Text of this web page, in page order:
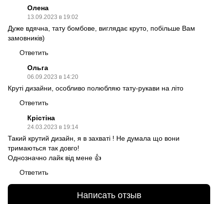
Олена
13.09.2023 в 19:02
Дуже вдячна, тату бомбове, виглядає круто, побільше Вам
замовників)
Ответить
Ольга
06.09.2023 в 14:20
Круті дизайни, особливо полюбляю тату-рукави на літо
Ответить
Крістіна
24.03.2023 в 19:14
Такий крутий дизайн, я в захваті ! Не думала що вони
тримаються так довго!
Однозначно лайк від мене 👍
Ответить
Написать отзыв